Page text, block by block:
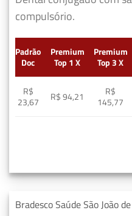
compulsório.
Padrão
Doc
Premium
Top 1 X
Premium
Top 3 X
R$
23,67
R$ 94,21
R$
145,77
Bradesco Saúde São João